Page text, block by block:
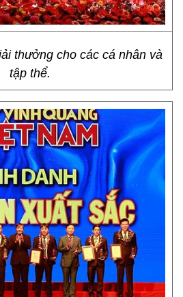
thưởng cho các cá nhân và
tập thể.